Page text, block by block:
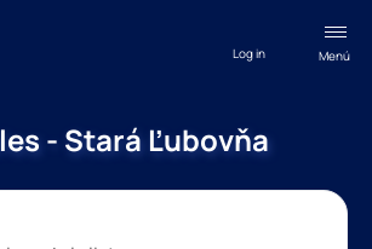
Menú
Log in
- Stará Ľubovňa